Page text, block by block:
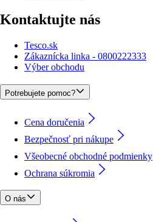
Kontaktujte nás
Tesco.sk
Zákaznícka linka - 0800222333
Výber obchodu
Potrebujete pomoc?
Cena doručenia
Bezpečnosť pri nákupe
Všeobecné obchodné podmienky
Ochrana súkromia
O nás